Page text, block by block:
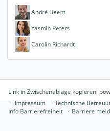
André Beem
Yasmin Peters
Carolin Richardt
Link in Zwischenablage kopieren
Impressum
Technische
Info Barrierefreiheit
Barriere